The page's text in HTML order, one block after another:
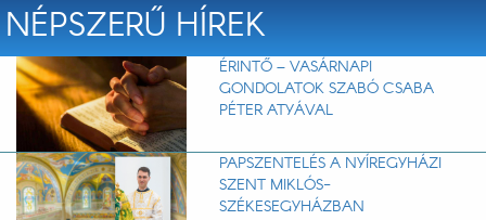
NÉPSZERŰ HÍREK
ÉRINTŐ – VASÁRNAPI
GONDOLATOK SZABÓ CSABA
PÉTER ATYÁVAL
PAPSZENTELÉS A NYÍREGYHÁZI
SZENT MIKLÓS-
SZÉKESEGYHÁZBAN